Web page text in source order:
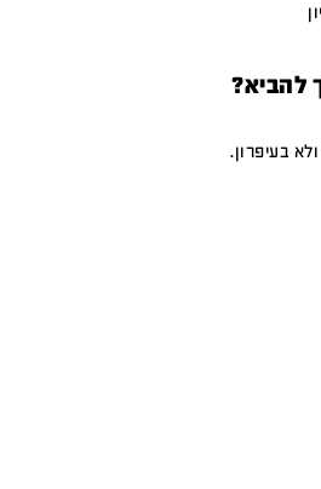
להביא?
בעיפרון.